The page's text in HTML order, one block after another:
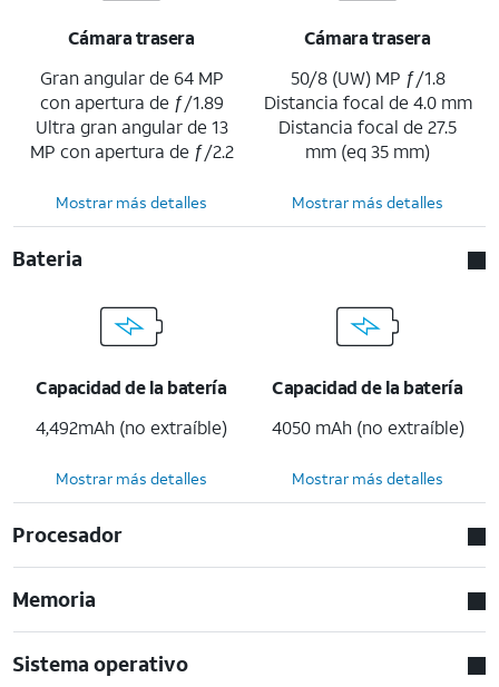
Cámara trasera
Gran angular de 64 MP
con apertura de ƒ/1.89
Ultra gran angular de 13
MP con apertura de ƒ/2.2
Cámara trasera
50/8 (UW) MP ƒ/1.8
Distancia focal de 4.0 mm
Distancia focal de 27.5
mm (eq 35 mm)
Mostrar más detalles Mostrar más detalles
Bateria
Capacidad de la batería
4,492mAh (no extraíble)
Capacidad de la batería
4050 mAh (no extraíble)
Mostrar más detalles Mostrar más detalles
Procesador
Memoria
Sistema operativo